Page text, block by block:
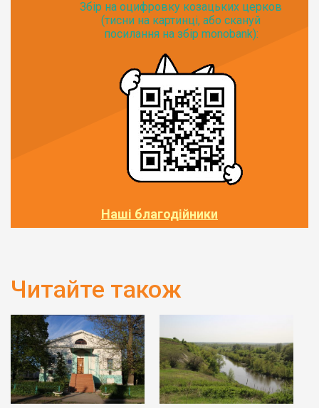
Збір на оцифровку козацьких церков
(тисни на картинці, або скануй
посилання на збір monobank):
Наші благодійники
Читайте також